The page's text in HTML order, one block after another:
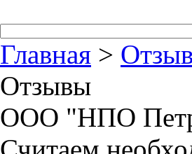
Главная >
Отзывы
ООО "НПО